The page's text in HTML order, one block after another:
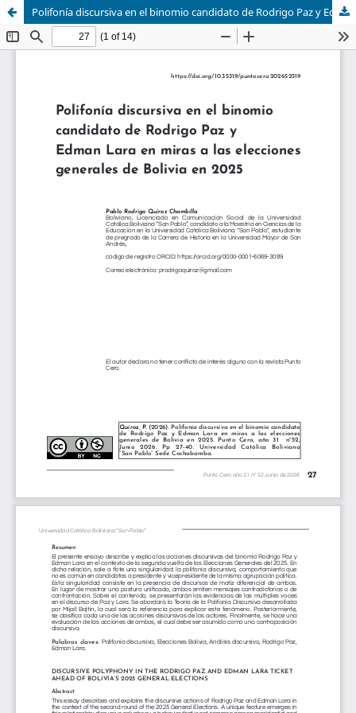
Polifonía discursiva en el binomio candidato de Rodrigo Paz y Edman Lara en miras a las Elecciones Generales de Bolivia en 2025